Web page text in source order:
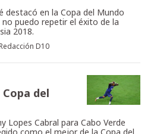
destacó en la Copa del Mundo
puedo repetir el éxito de la
2018.
D10
del
Lopes Cabral para Cabo Verde